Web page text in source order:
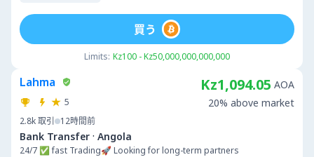
Limits: Kz100 - Kz50,000,000,000,000
買う
Lahma
5
2.8k取引 12時間前
Bank Transfer · Angola
24/7 ✅ fast Trading🚀 Looking for long-term partners
Kz1,094.05 AOA
20% above market